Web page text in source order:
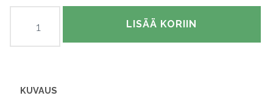
QPT
LISÄÄ KORIIN
KUVAUS